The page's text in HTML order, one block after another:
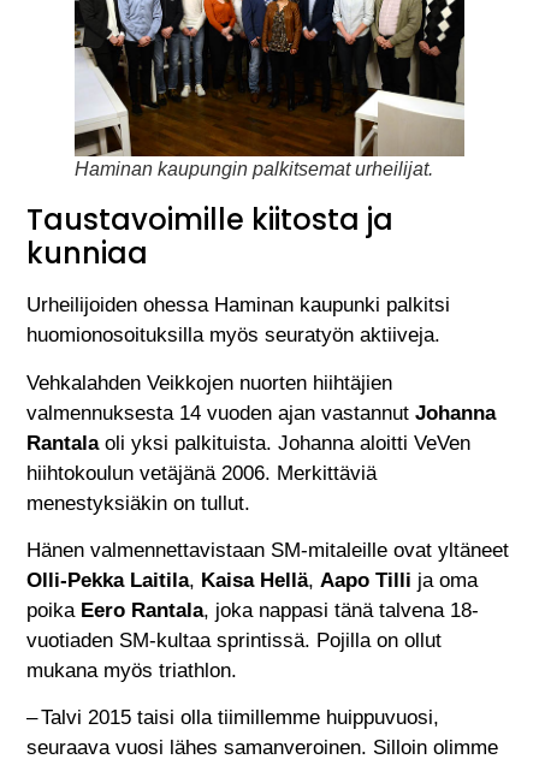
Haminan kaupungin palkitsemat urheilijat.
Taustavoimille kiitosta ja
kunniaa
Urheilijoiden ohessa Haminan kaupunki palkitsi
huomionosoituksilla myös seuratyön aktiiveja.
Vehkalahden Veikkojen nuorten hiihtäjien
valmennuksesta 14 vuoden ajan vastannutJohanna
Rantalaoli yksi palkituista. Johanna aloitti VeVen
hiihtokoulun vetäjänä 2006. Merkittäviä
menestyksiäkin on tullut.
Hänen valmennettavistaan SM-mitaleille ovat yltäneet
Olli-Pekka Laitila, Kaisa Hellä,Aapo Tilli ja oma
poika Eero Rantala, joka nappasi tänä talvena 18-
vuotiaden SM-kultaa sprintissä. Pojilla on ollut
mukana myös triathlon.
– Talvi 2015 taisi olla tiimillemme huippuvuosi,
seuraava vuosi lähes samanveroinen. Silloin olimme